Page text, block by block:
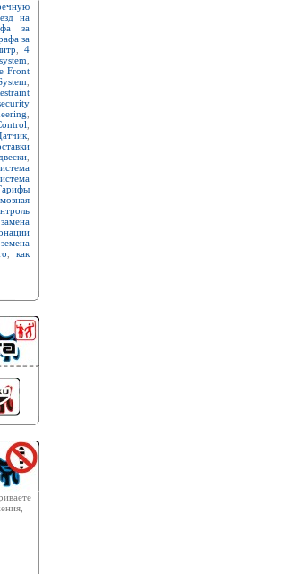
на
за
за
4
Front
замена
земена
как